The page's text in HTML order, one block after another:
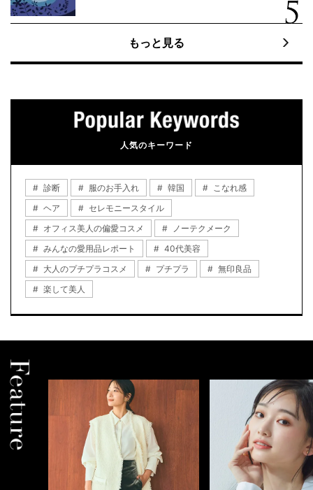
もっと見る
人気のキーワード
診断 服のお手入れ 韓国
こなれ感
ヘア
セレモニースタイル
オフィス美人の偏愛コスメ
ノーテクメーク
みんなの愛用品レポート
40代美容
大人のプチプラコスメ
プチプラ
無印良品
楽して美人